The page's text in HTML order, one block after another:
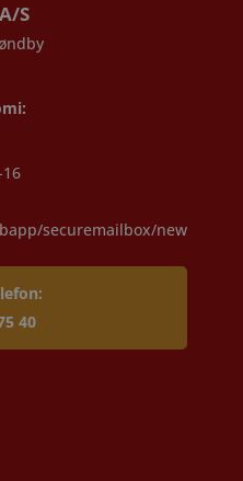
S
securemailbox/new
40